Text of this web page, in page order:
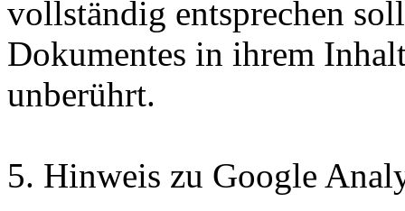
vollständig entsprechen
Dokumentes in ihrem
unberührt.
5. Hinweis zu Google